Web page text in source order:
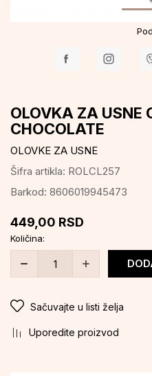
OLOVKA ZA USNE
CHOCOLATE
OLOVKE ZA USNE
Šifra artikla: ROLCL257
Barkod: 8606019945473
449,00 RSD
Količina:
Sačuvajte u listi želja
Uporedite proizvod